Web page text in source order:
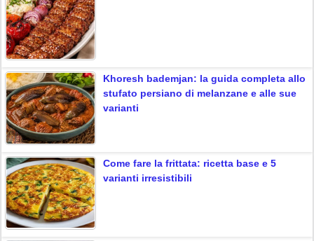
Khoresh bademjan: la guida completa allo
stufato persiano di melanzane e alle sue
varianti
Come fare la frittata: ricetta base e 5
varianti irresistibili